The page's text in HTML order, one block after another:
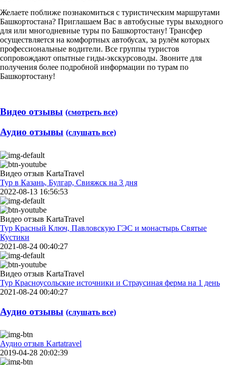
Желаете поближе познакомиться с туристическим маршрутами
Башкортостана? Приглашаем Вас в автобусные туры выходного
для или многодневные туры по Башкортостану! Трансфер
осуществляется на комфортных автобусах, за рулём которых
профессиональные водители. Все группы туристов
сопровождают опытные гиды-экскурсоводы. Звоните для
получения более подробной информации по турам по
Башкортостану!
Видео отзывы (смотреть все)
Аудио отзывы (слушать все)
Видео отзыв KartaTravel
Тур в Казань, Булгар, Свияжск на 3 дня
2022-08-13 16:56:53
Видео отзыв KartaTravel
Тур Красный Ключ, Павловскую ГЭС и монастырь Святые
Кустики
2021-08-24 00:40:27
Видео отзыв KartaTravel
Тур Красноусольские источники и Страусиная ферма на 1 день
2021-08-24 00:40:27
Аудио отзывы (слушать все)
Аудио отзыв Kartatravel
2019-04-28 20:02:39